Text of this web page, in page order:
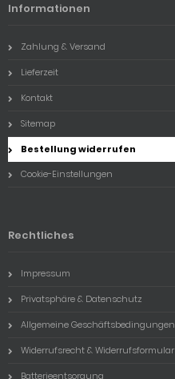
Informationen
Zahlung & Versand
Lieferzeit
Kontakt
Sitemap
Bestellung widerrufen
Cookie-Einstellungen
Rechtliches
Impressum
Privatsphäre & Datenschutz
Allgemeine Geschäftsbedingungen
Widerrufsrecht & Widerrufsformular
Batterieentsorgung